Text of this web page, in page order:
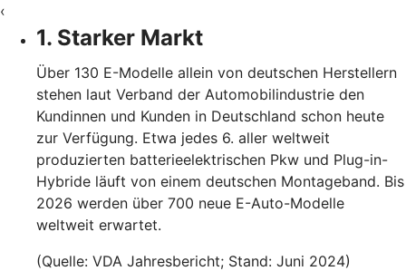
‹
1. Starker Markt
Über 130 E-Modelle allein von deutschen Herstellern
stehen laut Verband der Automobilindustrie den
Kundinnen und Kunden in Deutschland schon heute
zur Verfügung. Etwa jedes 6. aller weltweit
produzierten batterieelektrischen Pkw und Plug-in-
Hybride läuft von einem deutschen Montageband. Bis
2026 werden über 700 neue E-Auto-Modelle
weltweit erwartet.
(Quelle: VDA Jahresbericht; Stand: Juni 2024)